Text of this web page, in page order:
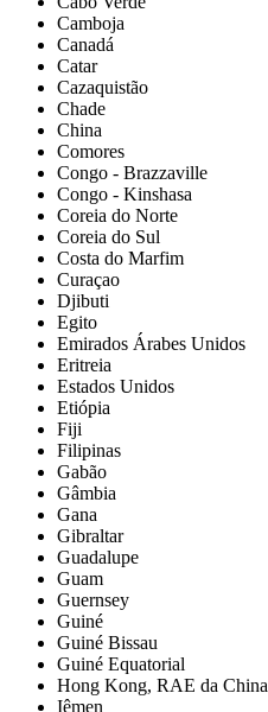
Camboja
Canadá
Catar
Cazaquistão
Chade
China
Comores
Congo - Brazzaville
Congo - Kinshasa
Coreia do Norte
Coreia do Sul
Costa do Marfim
Curaçao
Djibuti
Egito
Emirados Árabes Unidos
Eritreia
Estados Unidos
Etiópia
Fiji
Filipinas
Gabão
Gâmbia
Gana
Gibraltar
Guadalupe
Guam
Guernsey
Guiné
Guiné Bissau
Guiné Equatorial
Hong Kong, RAE da China
Iêmen